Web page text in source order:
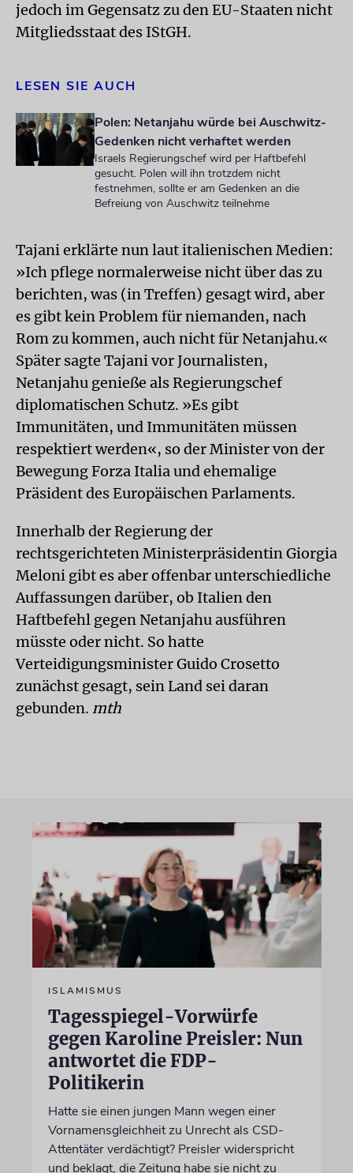
jedoch im Gegensatz zu den EU-Staaten nicht
Mitgliedsstaat des IStGH.
LESEN SIE AUCH
Polen: Netanjahu würde bei Auschwitz-
Gedenken nicht verhaftet werden
Israels Regierungschef wird per Haftbefehl
gesucht. Polen will ihn trotzdem nicht
festnehmen, sollte er am Gedenken an die
Befreiung von Auschwitz teilnehme
Tajani erklärte nun laut italienischen Medien:
»Ich pflege normalerweise nicht über das zu
berichten, was (in Treffen) gesagt wird, aber
es gibt kein Problem für niemanden, nach
Rom zu kommen, auch nicht für Netanjahu.«
Später sagte Tajani vor Journalisten,
Netanjahu genieße als Regierungschef
diplomatischen Schutz. »Es gibt
Immunitäten, und Immunitäten müssen
respektiert werden«, so der Minister von der
Bewegung Forza Italia und ehemalige
Präsident des Europäischen Parlaments.
Innerhalb der Regierung der
rechtsgerichteten Ministerpräsidentin Giorgia
Meloni gibt es aber offenbar unterschiedliche
Auffassungen darüber, ob Italien den
Haftbefehl gegen Netanjahu ausführen
müsste oder nicht. So hatte
Verteidigungsminister Guido Crosetto
zunächst gesagt, sein Land sei daran
gebunden. mth
ISLAMISMUS
Tagesspiegel-Vorwürfe
gegen Karoline Preisler: Nun
antwortet die FDP-
Politikerin
Hatte sie einen jungen Mann wegen einer
Vornamensgleichheit zu Unrecht als CSD-
Attentäter verdächtigt? Preisler widerspricht
und beklagt, die Zeitung habe sie nicht zu